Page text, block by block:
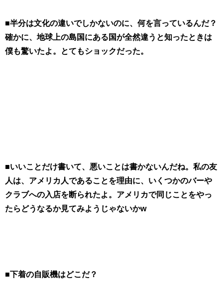
■半分は文化の違いでしかないのに、何を言っているんだ？
確かに、地球上の島国にある国が全然違うと知ったときは
僕も驚いたよ。とてもショックだった。
■いいことだけ書いて、悪いことは書かないんだね。私の友
人は、アメリカ人であることを理由に、いくつかのバーや
クラブへの入店を断られたよ。アメリカで同じことをやっ
たらどうなるか見てみようじゃないかw
■下着の自販機はどこだ？